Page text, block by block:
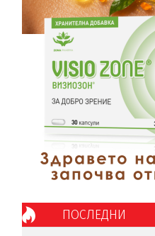
ПОСЛЕДНИ